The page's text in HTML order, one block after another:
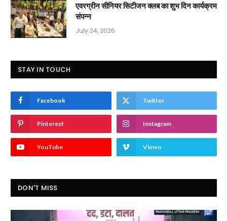
एवरग्रीन सीनियर सिटीजन क्लब का शुभ दिन कार्यक्रम
संपन्न
July 24, 2026
STAY IN TOUCH
Facebook Twitter
Pinterest Instagram
YouTube Vimeo
DON'T MISS